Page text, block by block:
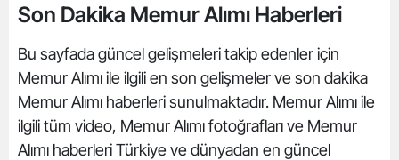
Son Dakika Memur Alımı Haberleri
Bu sayfada güncel gelişmeleri takip edenler için
Memur Alımı ile ilgili en son gelişmeler ve son dakika
Memur Alımı haberleri sunulmaktadır. Memur Alımı ile
ilgili tüm video, Memur Alımı fotoğrafları ve Memur
Alımı haberleri Türkiye ve dünyadan en güncel